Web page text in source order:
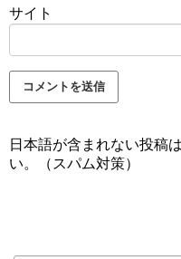
サイト
日本語が含まれない投稿
い。（スパム対策）